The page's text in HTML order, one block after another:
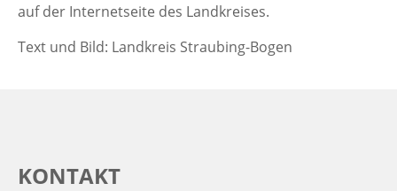
auf der Internetseite des Landkreises.
Text und Bild: Landkreis Straubing-Bogen
KONTAKT